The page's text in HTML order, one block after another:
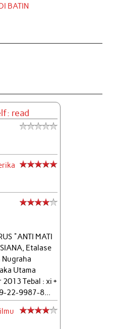
BATIN
read
"ANTI MATI
Etalase
Nugraha
Utama
Tebal : xi +
22-9987-8...